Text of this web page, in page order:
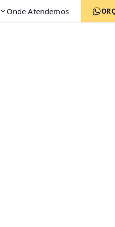
Onde Atendemos